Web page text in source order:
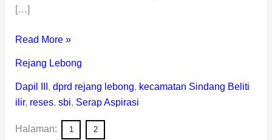
[…]
Read More »
Rejang Lebong
Dapil III , dprd rejang lebong, kecamatan Sindang Beliti
ilir, reses, sbi, Serap Aspirasi
Halaman: 1 2